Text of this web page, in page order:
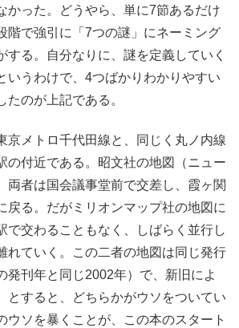
かった。どうやら、単に7節あるだけ
階で強引に「7つの謎」にネーミング
する。自分なりに、謎を定義していく
いうわけで、4つばかりわかりやすい
のが上記である。
京メトロ千代田線と、同じく丸ノ内線
の付近である。昭文社の地図（ニュー
両者は国会議事堂前で交差し、霞ヶ関
戻る。だがミリオンマップ社の地図に
で交わることもなく、しばらく並行し
れていく。この二者の地図は同じ発行
発刊年と同じ2002年）で、新旧によ
とすると、どちらかがウソをついてい
ウソを暴くことが、この本のスタート